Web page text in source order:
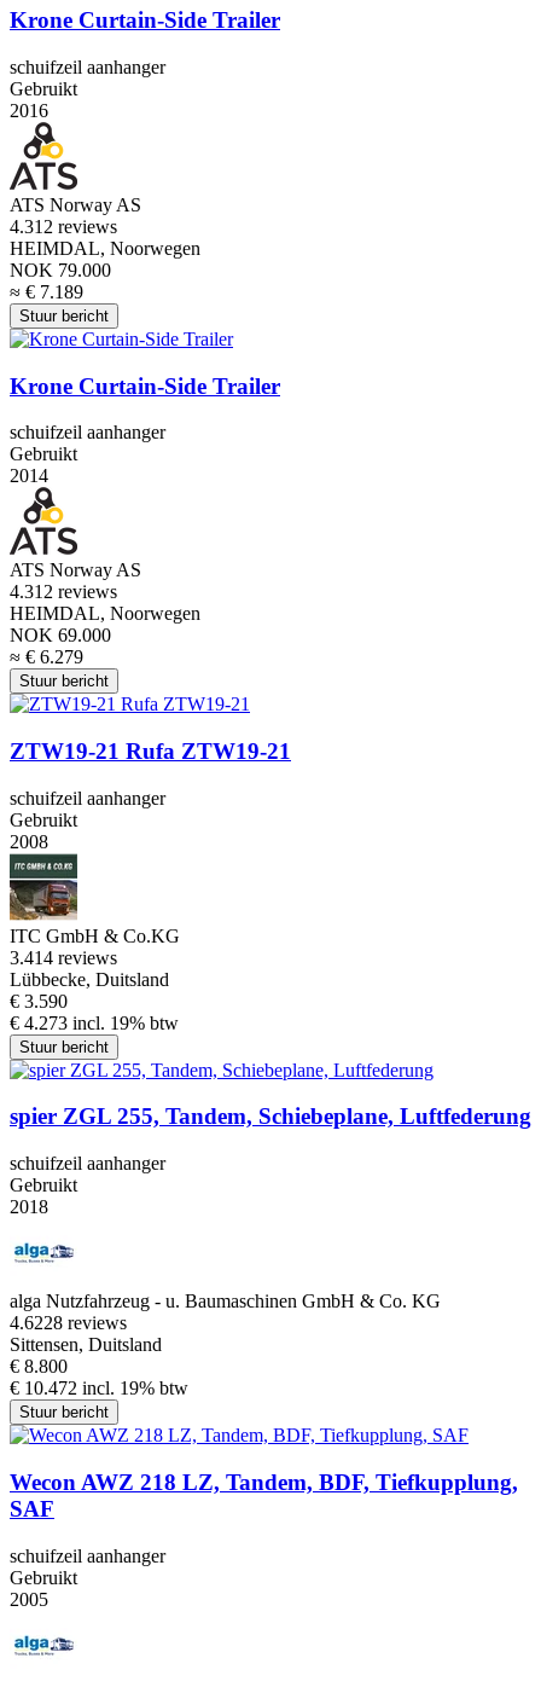
Krone Curtain-Side Trailer
schuifzeil aanhanger
Gebruikt
2016
ATS Norway AS
4.312 reviews
HEIMDAL, Noorwegen
NOK 79.000
≈ € 7.189
Stuur bericht
Krone Curtain-Side Trailer
schuifzeil aanhanger
Gebruikt
2014
ATS Norway AS
4.312 reviews
HEIMDAL, Noorwegen
NOK 69.000
≈ € 6.279
Stuur bericht
ZTW19-21 Rufa ZTW19-21
schuifzeil aanhanger
Gebruikt
2008
ITC GmbH & Co.KG
3.414 reviews
Lübbecke, Duitsland
€ 3.590
€ 4.273 incl. 19% btw
Stuur bericht
spier ZGL 255, Tandem, Schiebeplane, Luftfederung
schuifzeil aanhanger
Gebruikt
2018
alga Nutzfahrzeug - u. Baumaschinen GmbH & Co. KG
4.6228 reviews
Sittensen, Duitsland
€ 8.800
€ 10.472 incl. 19% btw
Stuur bericht
Wecon AWZ 218 LZ, Tandem, BDF, Tiefkupplung,
SAF
schuifzeil aanhanger
Gebruikt
2005